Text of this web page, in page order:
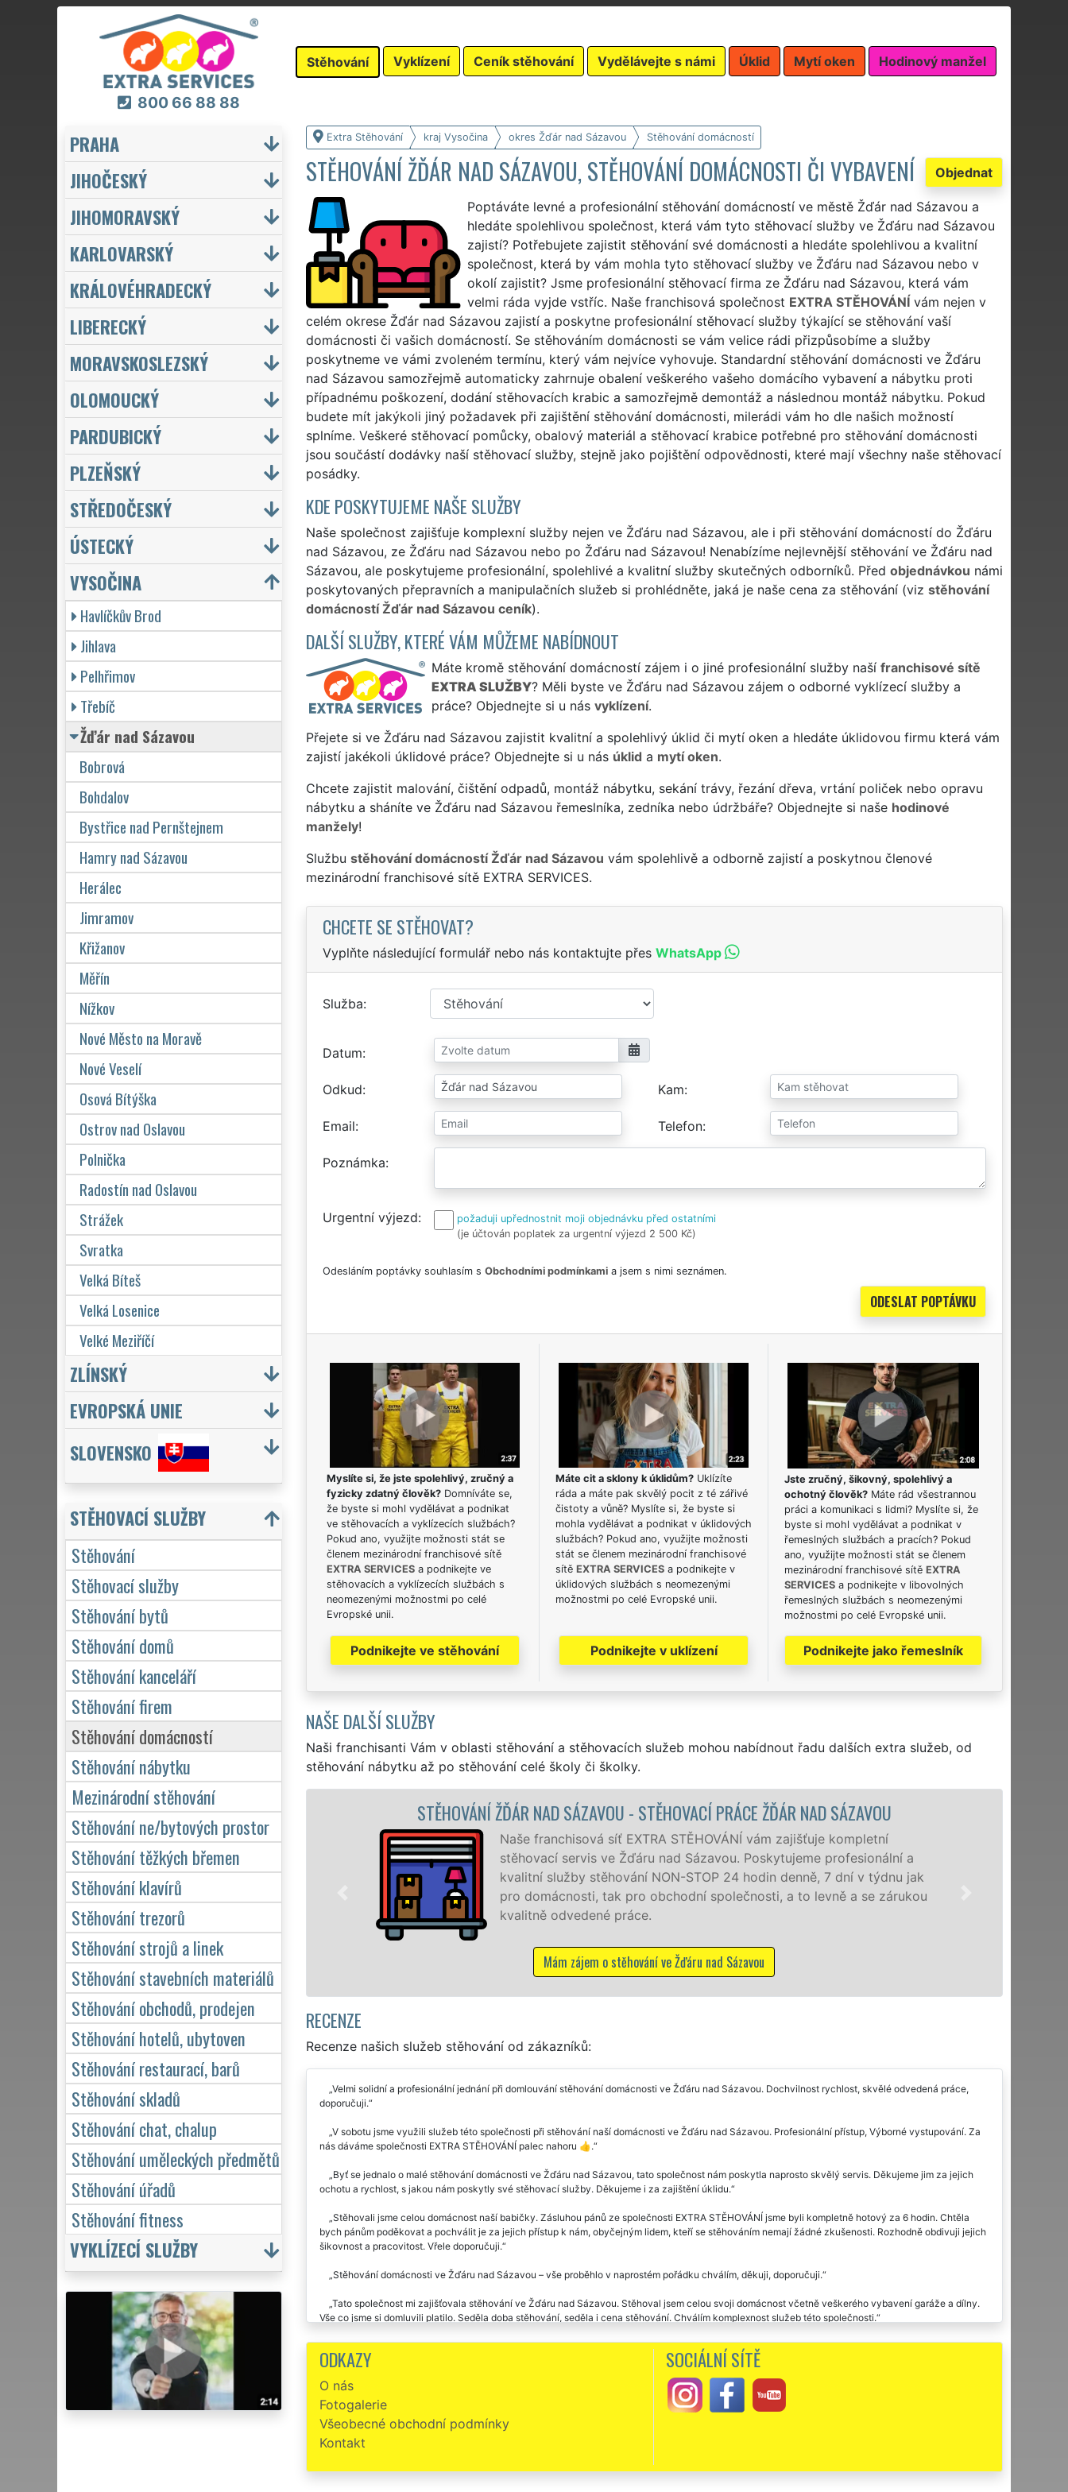
800 66 88 88
Stěhování Vyklízení Ceník stěhování Vydělávejte s námi Úklid Mytí oken Hodinový manžel
Extra Stěhování kraj Vysočina okres Žďár nad Sázavou Stěhování domácností
Objednat
STĚHOVÁNÍ ŽĎÁR NAD SÁZAVOU, STĚHOVÁNÍ DOMÁCNOSTI ČI VYBAVENÍ
Poptáváte levné a profesionální stěhování domácností ve městě Žďár nad Sázavou a
hledáte spolehlivou společnost, která vám tyto stěhovací služby ve Žďáru nad Sázavou
zajistí? Potřebujete zajistit stěhování své domácnosti a hledáte spolehlivou a kvalitní
společnost, která by vám mohla tyto stěhovací služby ve Žďáru nad Sázavou nebo v
okolí zajistit? Jsme profesionální stěhovací firma ze Žďáru nad Sázavou, která vám
velmi ráda vyjde vstříc. Naše franchisová společnost EXTRA STĚHOVÁNÍvám nejen v
celém okrese Žďár nad Sázavou zajistí a poskytne profesionální stěhovací služby týkající se stěhování vaší
domácnosti či vašich domácností. Se stěhováním domácnosti se vám velice rádi přizpůsobíme a služby
poskytneme ve vámi zvoleném termínu, který vám nejvíce vyhovuje. Standardní stěhování domácnosti ve Žďáru
nad Sázavou samozřejmě automaticky zahrnuje obalení veškerého vašeho domácího vybavení a nábytku proti
případnému poškození, dodání stěhovacích krabic a samozřejmě demontáž a následnou montáž nábytku. Pokud
budete mít jakýkoli jiný požadavek při zajištění stěhování domácnosti, milerádi vám ho dle našich možností
splníme. Veškeré stěhovací pomůcky, obalový materiál a stěhovací krabice potřebné pro stěhování domácnosti
jsou součástí dodávky naší stěhovací služby, stejně jako pojištění odpovědnosti, které mají všechny naše stěhovací
posádky.
KDE POSKYTUJEME NAŠE SLUŽBY
Naše společnost zajišťuje komplexní služby nejen ve Žďáru nad Sázavou, ale i při stěhování domácností do Žďáru
nad Sázavou, ze Žďáru nad Sázavou nebo po Žďáru nad Sázavou! Nenabízíme nejlevnější stěhování ve Žďáru nad
Sázavou, ale poskytujeme profesionální, spolehlivé a kvalitní služby skutečných odborníků. Před objednávkou námi
poskytovaných přepravních a manipulačních služeb si prohlédněte, jaká je naše cena za stěhování (viz stěhování
domácností Žďár nad Sázavou ceník).
DALŠÍ SLUŽBY, KTERÉ VÁM MŮŽEME NABÍDNOUT
Máte kromě stěhování domácností zájem i o jiné profesionální služby naší franchisové sítě
EXTRA SLUŽBY? Měli byste ve Žďáru nad Sázavou zájem o odborné vyklízecí služby a
práce? Objednejte si u nás vyklízení.
Přejete si ve Žďáru nad Sázavou zajistit kvalitní a spolehlivý úklid či mytí oken a hledáte úklidovou firmu která vám
zajistí jakékoli úklidové práce? Objednejte si u nás úklid a mytí oken.
Chcete zajistit malování, čištění odpadů, montáž nábytku, sekání trávy, řezání dřeva, vrtání poliček nebo opravu
nábytku a sháníte ve Žďáru nad Sázavou řemeslníka, zedníka nebo údržbáře? Objednejte si naše hodinové
manžely!
Službu stěhování domácností Žďár nad Sázavou vám spolehlivě a odborně zajistí a poskytnou členové
mezinárodní franchisové sítě EXTRA SERVICES.
CHCETE SE STĚHOVAT?
Vyplňte následující formulář nebo nás kontaktujte přes WhatsApp
Služba
Datum
Odkud Kam
Email Telefon
Poznámka
Urgentní výjezd
požaduji upřednostnit moji objednávku před ostatními
(je účtován poplatek za urgentní výjezd 2 500 Kč)
Odesláním poptávky souhlasím s Obchodními podmínkamia jsem s nimi seznámen.
Myslíte si, že jste spolehlivý, zručný a
fyzicky zdatný člověk?Domníváte se,
že byste si mohl vydělávat a podnikat
ve stěhovacích a vyklízecích službách?
Pokud ano, využijte možnosti stát se
členem mezinárodní franchisové sítě
EXTRA SERVICESa podnikejte ve
stěhovacích a vyklízecích službách s
neomezenými možnostmi po celé
Evropské unii.
Podnikejte ve stěhování
Máte cit a sklony k úklidům?Uklízíte
ráda a máte pak skvělý pocit z té zářivé
čistoty a vůně? Myslíte si, že byste si
mohla vydělávat a podnikat v úklidových
službách? Pokud ano, využijte možnosti
stát se členem mezinárodní franchisové
sítě EXTRA SERVICESa podnikejte v
úklidových službách s neomezenými
možnostmi po celé Evropské unii.
Podnikejte v uklízení
Jste zručný, šikovný, spolehlivý a
ochotný člověk? Máte rád všestrannou
práci a komunikaci s lidmi? Myslíte si, že
byste si mohl vydělávat a podnikat v
řemeslných službách a pracích? Pokud
ano, využijte možnosti stát se členem
mezinárodní franchisové sítě EXTRA
SERVICES a podnikejte v libovolných
řemeslných službách s neomezenými
možnostmi po celé Evropské unii.
Podnikejte jako řemeslník
NAŠE DALŠÍ SLUŽBY
Naši franchisanti Vám v oblasti stěhování a stěhovacích služeb mohou nabídnout řadu dalších extra služeb, od
stěhování nábytku až po stěhování celé školy či školky.
STĚHOVÁNÍ ŽĎÁR NAD SÁZAVOU - STĚHOVACÍ PRÁCE ŽĎÁR NAD SÁZAVOU
Naše franchisová síť EXTRA STĚHOVÁNÍ vám zajišťuje kompletní
stěhovací servis ve Žďáru nad Sázavou. Poskytujeme profesionální a
kvalitní služby stěhování NON-STOP 24 hodin denně, 7 dní v týdnu jak
pro domácnosti, tak pro obchodní společnosti, a to levně a se zárukou
kvalitně odvedené práce.
STĚHOVACÍ SLUŽBA ŽĎÁR NAD
RECENZE
Recenze našich služeb stěhování od zákazníků:
Velmi solidní a profesionální jednání při domlouvání stěhování domácnosti ve Žďáru nad Sázavou. Dochvilnost rychlost, skvělé odvedená práce,
doporučuji.
V sobotu jsme využili služeb této společnosti při stěhování naší domácnosti ve Žďáru nad Sázavou. Profesionální přístup, Výborné vystupování. Za
nás dáváme společnosti EXTRA STĚHOVÁNÍ palec nahoru 👍.
Byť se jednalo o malé stěhování domácnosti ve Žďáru nad Sázavou, tato společnost nám poskytla naprosto skvělý servis. Děkujeme jim za jejich
ochotu a rychlost, s jakou nám poskytly své stěhovací služby. Děkujeme i za zajištění úklidu.
Stěhovali jsme celou domácnost naší babičky. Zásluhou pánů ze společnosti EXTRA STĚHOVÁNÍ jsme byli kompletně hotový za 6 hodin. Chtěla
bych pánům poděkovat a pochválit je za jejich přístup k nám, obyčejným lidem, kteří se stěhováním nemají žádné zkušenosti. Rozhodně obdivuji jejich
šikovnost a pracovitost. Vřele doporučuji.
Stěhování domácnosti ve Žďáru nad Sázavou – vše proběhlo v naprostém pořádku chválím, děkuji, doporučuji.
Tato společnost mi zajišťovala stěhování ve Žďáru nad Sázavou. Stěhoval jsem celou svoji domácnost včetně veškerého vybavení garáže a dílny.
Vše co jsme si domluvili platilo. Seděla doba stěhování, seděla i cena stěhování. Chválím komplexnost služeb této společnosti.
Společnost EXTRA STĚHOVÁNÍ jsme si vybrali pro stěhování naší domácnosti ve Žďáru nad Sázavou na základě doporučení od našich přátel.
Děkujeme našim přátelům a hlavně děkujeme této stěhovací společnosti, která se u nás naprosto skvěle postaral. Určitě budeme doporučovat dál.
ODKAZY
O nás
Fotogalerie
Všeobecné obchodní podmínky
Kontakt
SOCIÁLNÍ SÍTĚ
PRAHA
JIHOČESKÝ
JIHOMORAVSKÝ
KARLOVARSKÝ
KRÁLOVÉHRADECKÝ
LIBERECKÝ
MORAVSKOSLEZSKÝ
OLOMOUCKÝ
PARDUBICKÝ
PLZEŇSKÝ
STŘEDOČESKÝ
ÚSTECKÝ
VYSOČINA
Havlíčkův Brod
Jihlava
Pelhřimov
Třebíč
Žďár nad Sázavou
Bobrová
Bohdalov
Bystřice nad Pernštejnem
Hamry nad Sázavou
Herálec
Jimramov
Křižanov
Měřín
Nížkov
Nové Město na Moravě
Nové Veselí
Osová Bítýška
Ostrov nad Oslavou
Polnička
Radostín nad Oslavou
Strážek
Svratka
Velká Bíteš
Velká Losenice
Velké Meziříčí
ZLÍNSKÝ
EVROPSKÁ UNIE
SLOVENSKO
STĚHOVACÍ SLUŽBY
Stěhování
Stěhovací služby
Stěhování bytů
Stěhování domů
Stěhování kanceláří
Stěhování firem
Stěhování domácností
Stěhování nábytku
Mezinárodní stěhování
Stěhování ne/bytových prostor
Stěhování těžkých břemen
Stěhování klavírů
Stěhování trezorů
Stěhování strojů a linek
Stěhování stavebních materiálů
Stěhování obchodů, prodejen
Stěhování hotelů, ubytoven
Stěhování restaurací, barů
Stěhování skladů
Stěhování chat, chalup
Stěhování uměleckých předmětů
Stěhování úřadů
Stěhování fitness
VYKLÍZECÍ SLUŽBY